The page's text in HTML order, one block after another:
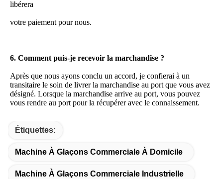
libérera
votre paiement pour nous.
6. Comment puis-je recevoir la marchandise ?
Après que nous ayons conclu un accord, je confierai à un
transitaire le soin de livrer la marchandise au port que vous avez
désigné. Lorsque la marchandise arrive au port, vous pouvez
vous rendre au port pour la récupérer avec le connaissement.
Étiquettes:
Machine À Glaçons Commerciale À Domicile
Machine À Glaçons Commerciale Industrielle